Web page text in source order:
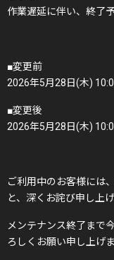
作業遅延に伴い、終了
■変更前
2026年5月28日(木)
■変更後
2026年5月28日(木)
ご利用中のお客様には
と、深くお詫び申し上げ
メンテナンス終了まで
ろしくお願い申し上げま